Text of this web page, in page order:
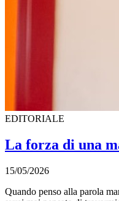
EDITORIALE
La forza di una
15/05/2026
Quando penso alla parola